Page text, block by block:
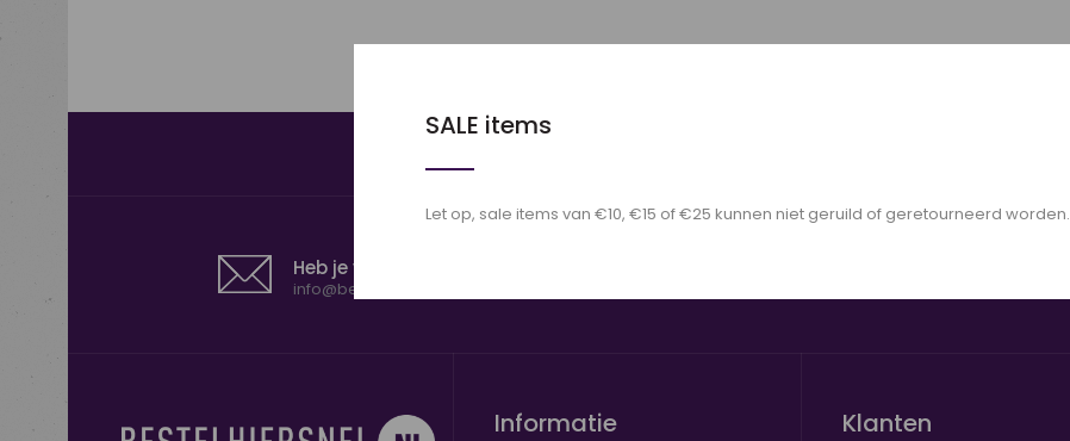
SALE items
Let op, sale items van €10, €15 of €25 kunnen niet geruild of geretourneerd worden.
Heb je vragen?
info@bestelhiersnel.nl
Informatie Klanten